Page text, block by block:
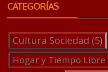
CATEGORÍAS
Cultura Sociedad (5)
Hogar y Tiempo Libre